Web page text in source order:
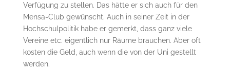
Verfügung zu stellen. Das hätte er sich auch für den
Mensa-Club gewünscht. Auch in seiner Zeit in der
Hochschulpolitik habe er gemerkt, dass ganz viele
Vereine etc. eigentlich nur Räume brauchen. Aber oft
kosten die Geld, auch wenn die von der Uni gestellt
werden.